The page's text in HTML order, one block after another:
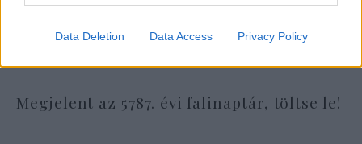
Data Deletion Data Access Privacy Policy
Megjelent az 5787. évi falinaptár, töltse le!